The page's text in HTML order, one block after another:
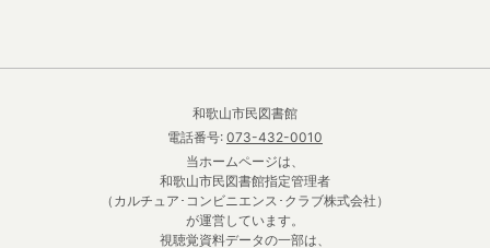
和歌山市民図書館
電話番号: 073-432-0010
当ホームページは、
和歌山市民図書館指定管理者
（カルチュア･コンビニエンス･クラブ株式会社）
が運営しています。
視聴覚資料データの一部は、